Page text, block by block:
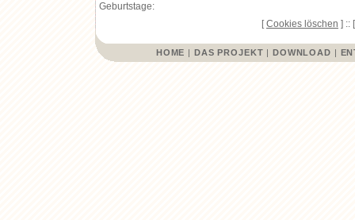
Geburtstage:
[Cookies löschen ] ::
HOME | DAS PROJEKT | DOWNLOAD |